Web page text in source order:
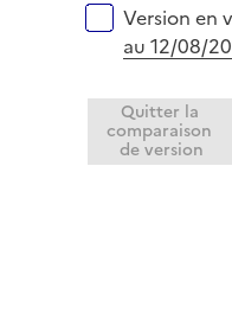
Version en
au 12/08/
Quitter la
comparaison
de version